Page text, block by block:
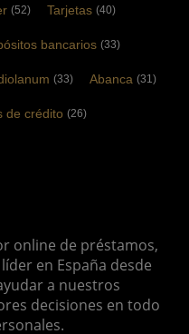
(52) Tarjetas (40)
bancarios (33)
(33) Abanca (31)
de crédito (26)
online de préstamos,
en España desde
a nuestros
decisiones en todo